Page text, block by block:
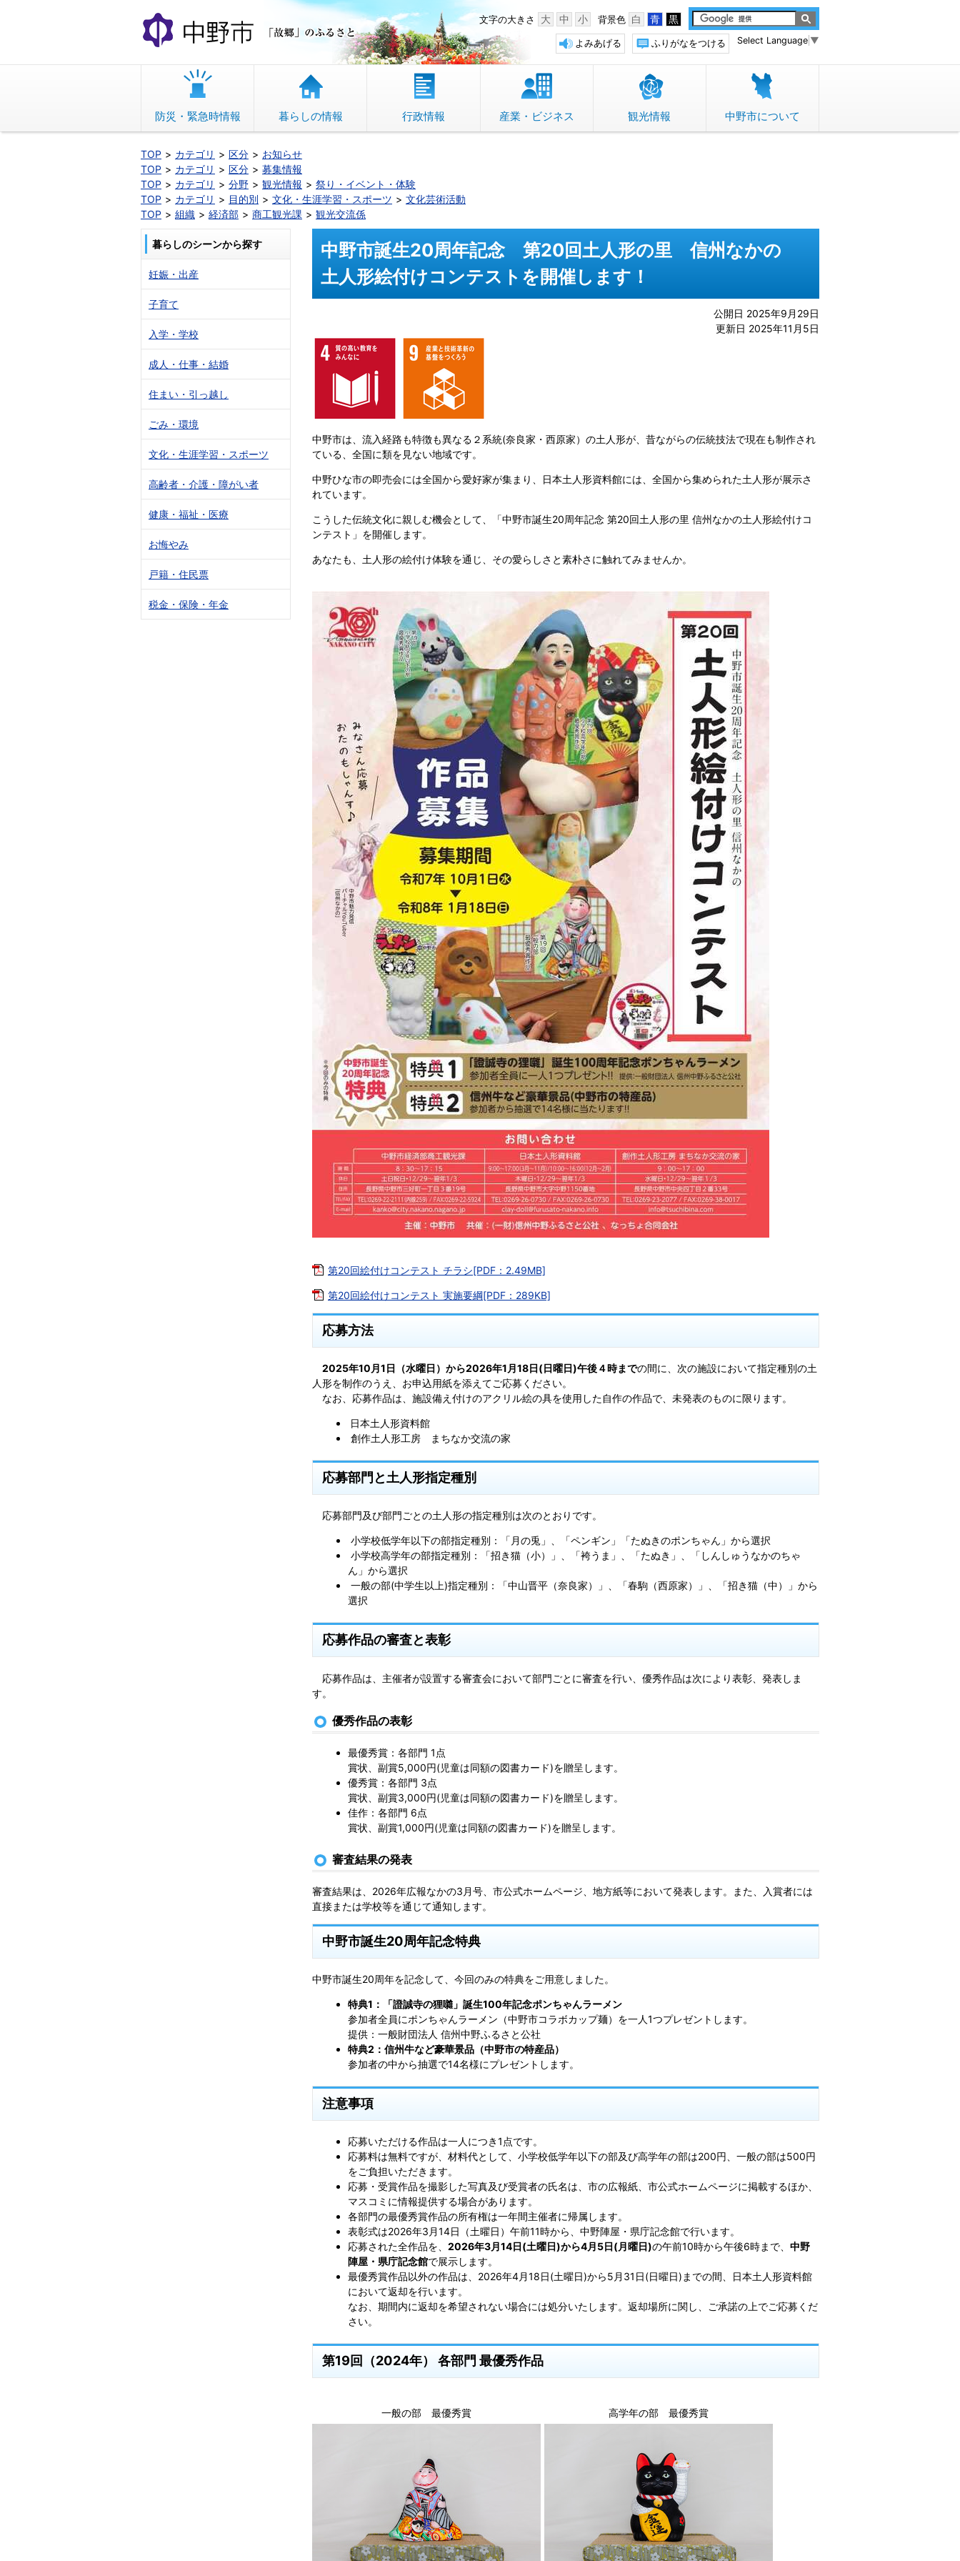
文
へ
動
中野市 「故郷」のふるさと 背景色 白 青 黒
文字の大きさ 大 中 小
Select Language ▼
ふりがなをつける
よみあげる
防災・緊急時情報 暮らしの情報 行政情報 産業・ビジネス 観光情報 中野市について
TOP カテゴリ 区分
お知らせ
TOP
カテゴリ 区分
募集情報
TOP
カテゴリ 分野 観光情報
祭り・イベント・体験
TOP
カテゴリ 目的別 文化・生涯学習・スポーツ
文化芸術活動
TOP
組織 経済部 商工観光課 観光交流係
中野市誕生20周年記念 第20回土人形の里 信州なかの
土人形絵付けコンテストを開催します！
公開日 2025年9月29日
更新日 2025年11月5日
中野市は、流入経路も特徴も異なる２系統(奈良家・西原家）の土人形が、昔ながらの伝統技法で現在も制作され
ている、全国に類を見ない地域です。
中野ひな市の即売会には全国から愛好家が集まり、日本土人形資料館には、全国から集められた土人形が展示さ
れています。
こうした伝統文化に親しむ機会として、「中野市誕生20周年記念 第20回土人形の里 信州なかの土人形絵付けコ
ンテスト」を開催します。
あなたも、土人形の絵付け体験を通じ、その愛らしさと素朴さに触れてみませんか。
第20回絵付けコンテスト チラシ[PDF：2.49MB]
第20回絵付けコンテスト 実施要綱[PDF：289KB]
応募方法
2025年10月1日（水曜日）から2026年1月18日(日曜日)午後４時までの間に、次の施設において指定種別の土
人形を制作のうえ、お申込用紙を添えてご応募ください。
なお、応募作品は、施設備え付けのアクリル絵の具を使用した自作の作品で、未発表のものに限ります。
日本土人形資料館
創作土人形工房 まちなか交流の家
応募部門と土人形指定種別
応募部門及び部門ごとの土人形の指定種別は次のとおりです。
小学校低学年以下の部指定種別：「月の兎」、「ペンギン」「たぬきのポンちゃん」から選択
小学校高学年の部指定種別：「招き猫（小）」、「袴うま」、「たぬき」、「しんしゅうなかのちゃ
ん」から選択
一般の部(中学生以上)指定種別：「中山晋平（奈良家）」、「春駒（西原家）」、「招き猫（中）」から
選択
応募作品の審査と表彰
応募作品は、主催者が設置する審査会において部門ごとに審査を行い、優秀作品は次により表彰、発表しま
す。
優秀作品の表彰
最優秀賞：各部門 1点
賞状、副賞5,000円(児童は同額の図書カード)を贈呈します。
優秀賞：各部門 3点
賞状、副賞3,000円(児童は同額の図書カード)を贈呈します。
佳作：各部門 6点
賞状、副賞1,000円(児童は同額の図書カード)を贈呈します。
審査結果の発表
審査結果は、2026年広報なかの3月号、市公式ホームページ、地方紙等において発表します。また、入賞者には
直接または学校等を通じて通知します。
中野市誕生20周年記念特典
中野市誕生20周年を記念して、今回のみの特典をご用意しました。
特典1：「證誠寺の狸囃」誕生100年記念ポンちゃんラーメン
参加者全員にポンちゃんラーメン（中野市コラボカップ麺）を一人1つプレゼントします。
提供：一般財団法人 信州中野ふるさと公社
特典2：信州牛など豪華景品（中野市の特産品）
参加者の中から抽選で14名様にプレゼントします。
注意事項
応募いただける作品は一人につき1点です。
応募料は無料ですが、材料代として、小学校低学年以下の部及び高学年の部は200円、一般の部は500円
をご負担いただきます。
応募・受賞作品を撮影した写真及び受賞者の氏名は、市の広報紙、市公式ホームページに掲載するほか、
マスコミに情報提供する場合があります。
各部門の最優秀賞作品の所有権は一年間主催者に帰属します。
表彰式は2026年3月14日（土曜日）午前11時から、中野陣屋・県庁記念館で行います。
応募された全作品を、 2026年3月14日(土曜日)から4月5日(月曜日)の午前10時から午後6時まで、 中野
陣屋・県庁記念館で展示します。
最優秀賞作品以外の作品は、2026年4月18日(土曜日)から5月31日(日曜日)までの間、日本土人形資料館
において返却を行います。
なお、期間内に返却を希望されない場合には処分いたします。返却場所に関し、ご承諾の上でご応募くだ
さい。
第19回（2024年） 各部門 最優秀作品
一般の部 最優秀賞 高学年の部 最優秀賞
暮らしのシーンから探す
妊娠・出産
子育て
入学・学校
成人・仕事・結婚
住まい・引っ越し
ごみ・環境
文化・生涯学習・スポーツ
高齢者・介護・障がい者
健康・福祉・医療
お悔やみ
戸籍・住民票
税金・保険・年金